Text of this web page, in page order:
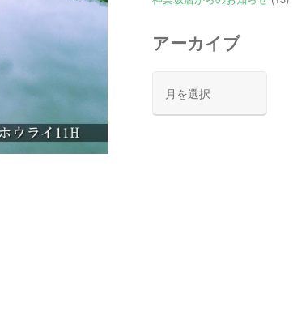
アーカイブ
カ